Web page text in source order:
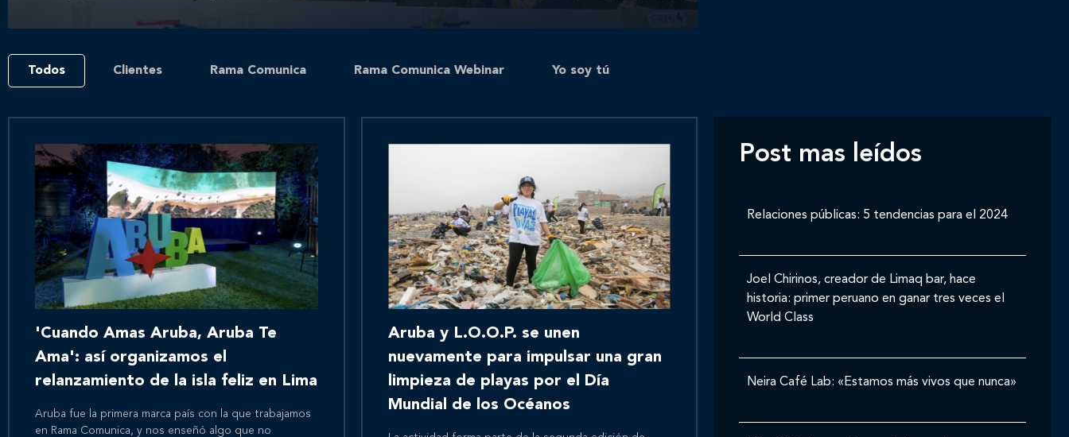
Inicio
Nosotros
Nuestros servicios
Todos Clientes Rama Comunica Rama Comunica Webinar Yo soy tú
'Cuando Amas Aruba, Aruba Te
Ama': así organizamos el
relanzamiento de la isla feliz en Lima
Aruba fue la primera marca país con la que trabajamos
en Rama Comunica, y nos enseñó algo que no
Aruba y L.O.O.P. se unen
nuevamente para impulsar una gran
limpieza de playas por el Día
Mundial de los Océanos
Post mas leídos
Relaciones públicas: 5 tendencias para el 2024
Joel Chirinos, creador de Limaq bar, hace
historia: primer peruano en ganar tres veces el
World Class
Neira Café Lab: «Estamos más vivos que nunca»